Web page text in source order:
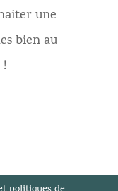
une
bien au
!